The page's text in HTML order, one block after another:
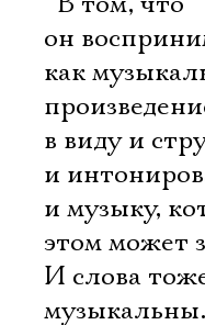
он
как
в виду и
и
и музыку,
этом может
И слова
музыкальны.